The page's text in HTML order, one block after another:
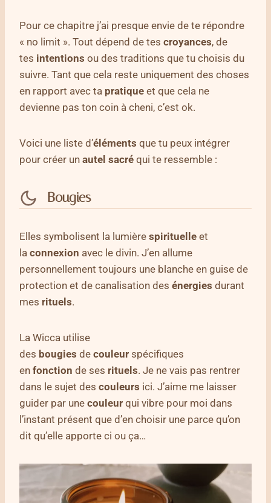
Pour ce chapitre j’ai presque envie de te répondre
« no limit ». Tout dépend de tes croyances, de
tes intentions ou des traditions que tu choisis du
suivre. Tant que cela reste uniquement des choses
en rapport avec ta pratique et que cela ne
devienne pas ton coin à cheni, c’est ok.
Voici une liste d’éléments que tu peux intégrer
pour créer un autel sacré qui te ressemble :
Bougies
Elles symbolisent la lumière spirituelle et
la connexion avec le divin. J’en allume
personnellement toujours une blanche en guise de
protection et de canalisation des énergies durant
mes rituels.
La Wicca utilise
des bougies de couleur spécifiques
en fonction de ses rituels. Je ne vais pas rentrer
dans le sujet des couleurs ici. J’aime me laisser
guider par une couleur qui vibre pour moi dans
l’instant présent que d’en choisir une parce qu’on
dit qu’elle apporte ci ou ça…